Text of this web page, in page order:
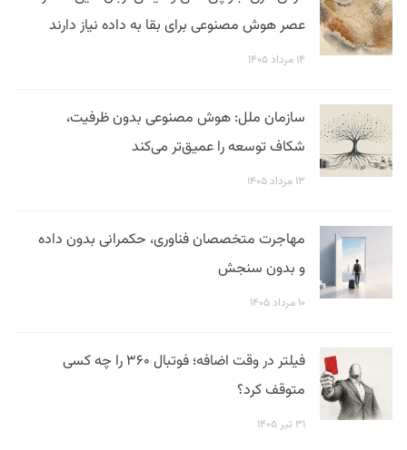
عصر هوش مصنوعی برای بقا به داده نیاز دارند
۱۴ مرداد ۱۴۰۵
سازمان ملل: هوش مصنوعی بدون ظرفیت،
شکاف توسعه را عمیق‌تر می‌کند
۱۳ مرداد ۱۴۰۵
مهاجرت متخصصان فناوری، حکمرانی بدون داده
و بدون سنجش
۱۰ مرداد ۱۴۰۵
فیلتر در وقت اضافه؛ فوتبال ۳۶۰ را چه کسی
متوقف کرد؟
۳۱ تیر ۱۴۰۵